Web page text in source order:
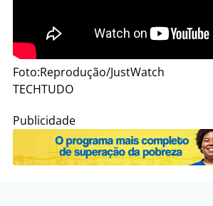
Foto:Reprodução/JustWatch
TECHTUDO
Publicidade